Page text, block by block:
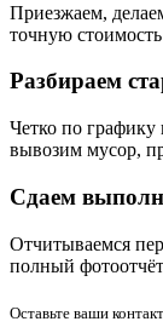
Приезжаем,
точную
Разбираем
Четко по графику
вывозим мусор,
Сдаем
Отчитываемся
полный
Оставьте ваши